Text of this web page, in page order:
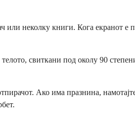
неколку книги. Кога екранот е
свиткани под околу 90
Ако има празнина,